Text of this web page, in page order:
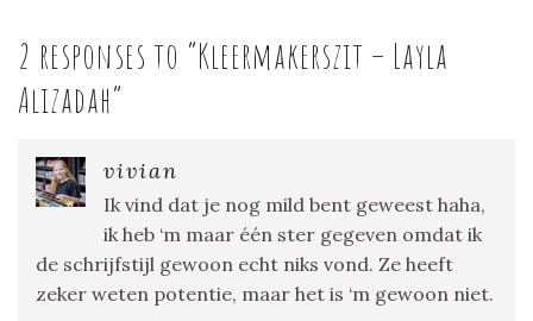
2 responses to “Kleermakerszit – Layla
Alizadah”
vivian
Ik vind dat je nog mild bent geweest haha,
ik heb ‘m maar één ster gegeven omdat ik
de schrijfstijl gewoon echt niks vond. Ze heeft
zeker weten potentie, maar het is ‘m gewoon niet.